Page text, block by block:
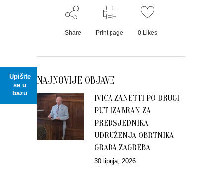
Upišite
se u
bazu
Share Print page 0 Likes
NAJNOVIJE OBJAVE
IVICA ZANETTI PO DRUGI
PUT IZABRAN ZA
PREDSJEDNIKA
UDRUŽENJA OBRTNIKA
GRADA ZAGREBA
30 lipnja, 2026